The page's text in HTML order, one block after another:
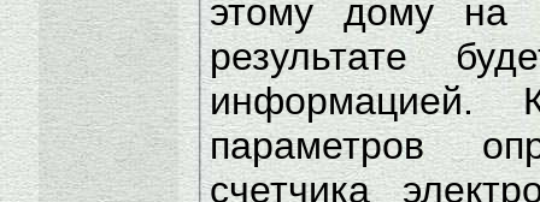
этому дому на
результате
информацией.
параметров
счетчика